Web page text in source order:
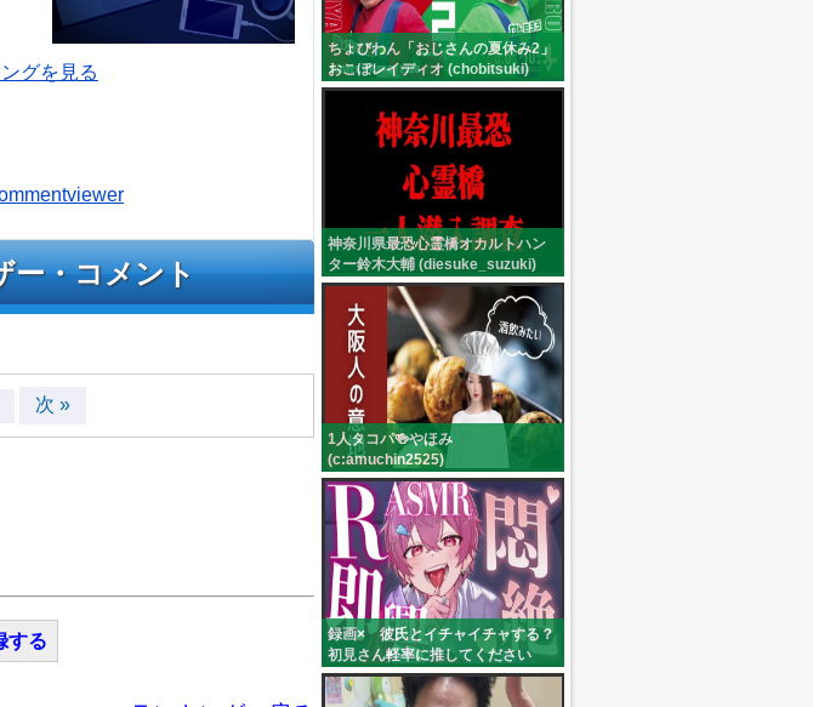
グを見る
ー・コメント
次 »
する
ちょびわん「おじさんの夏休み2」
おこぼレイディオ (chobitsuki)
神奈川県最恐心霊橋オカルトハン
ター鈴木大輔 (diesuke_suzuki)
1人タコパ🍻やほみ
(c:amuchin2525)
録画× 彼氏とイチャイチャする？
初見さん軽率に推してください
(c:doroxtupu22222)